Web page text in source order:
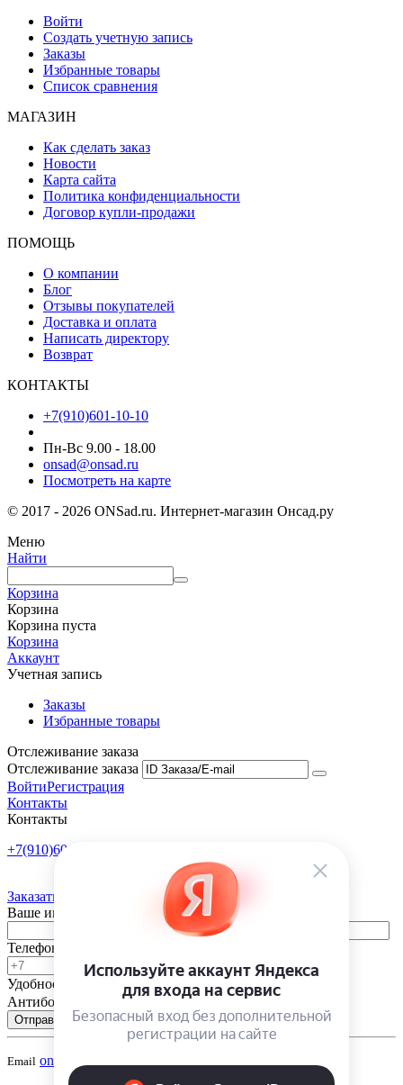
Войти
Создать учетную запись
Заказы
Избранные товары
Список сравнения
МАГАЗИН
Как сделать заказ
Новости
Карта сайта
Политика конфиденциальности
Договор купли-продажи
ПОМОЩЬ
О компании
Блог
Отзывы покупателей
Доставка и оплата
Написать директору
Возврат
КОНТАКТЫ
+7(910)601-10-10
Пн-Вс 9.00 - 18.00
onsad@onsad.ru
Посмотреть на карте
© 2017 - 2026 ONSad.ru. Интернет-магазин Онсад.ру
Меню
Найти
Корзина
Корзина
Корзина пуста
Корзина
Аккаунт
Учетная запись
Заказы
Избранные товары
Отслеживание заказа
Отслеживание заказа
ВойтиРегистрация
Контакты
Контакты
+7(910)601-10-10
Заказать обратный звонок
Ваше имя
Телефон
Удобное время
-
Антибот
Отправить
Email onsad@onsad.ru